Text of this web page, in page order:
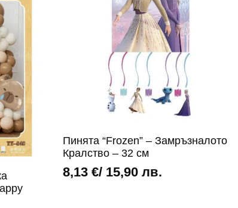
Пинята “Frozen” – Замръзналото
Кралство – 32 см
8,13 €/ 15,90 лв.